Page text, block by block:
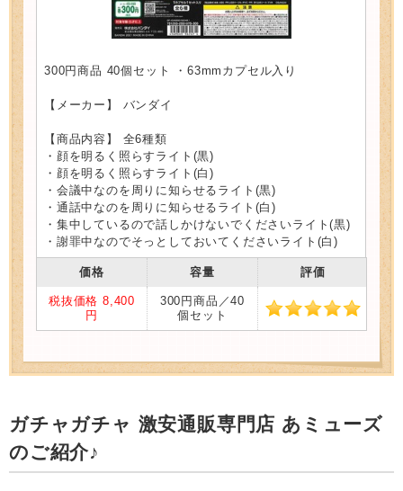
300円商品 40個セット ・63mmカプセル入り
【メーカー】 バンダイ
【商品内容】 全6種類
・顔を明るく照らすライト(黒)
・顔を明るく照らすライト(白)
・会議中なのを周りに知らせるライト(黒)
・通話中なのを周りに知らせるライト(白)
・集中しているので話しかけないでくださいライト(黒)
・謝罪中なのでそっとしておいてくださいライト(白)
価格 容量 評価
税抜価格 8,400
円
300円商品／40
個セット
ガチャガチャ 激安通販専門店 あミューズ
のご紹介♪